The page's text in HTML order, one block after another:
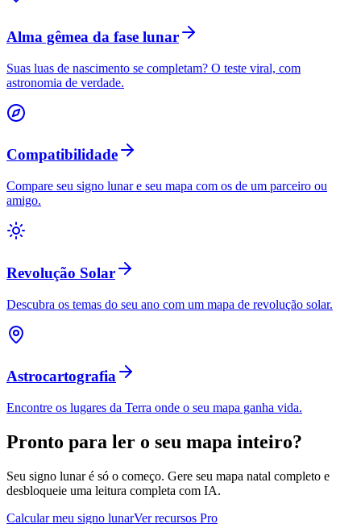
Alma gêmea da fase lunar
Suas luas de nascimento se completam? O teste viral, com
astronomia de verdade.
Compatibilidade
Compare seu signo lunar e seu mapa com os de um parceiro ou
amigo.
Revolução Solar
Descubra os temas do seu ano com um mapa de revolução solar.
Astrocartografia
Encontre os lugares da Terra onde o seu mapa ganha vida.
Pronto para ler o seu mapa inteiro?
Seu signo lunar é só o começo. Gere seu mapa natal completo e
desbloqueie uma leitura completa com IA.
Calcular meu signo lunarVer recursos Pro